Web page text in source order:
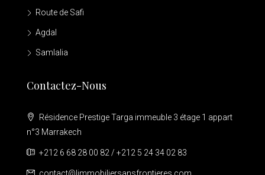
Route de Safi
Agdal
Samlalia
Contactez-Nous
Résidence Prestige Targa immeuble 3 étage 1 appart
n°3 Marrakech
+212 6 68 28 00 82 / +212 5 24 34 02 83